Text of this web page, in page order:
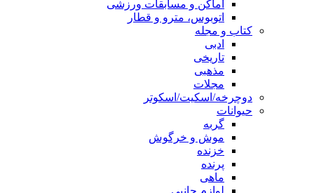
اماکن و مسابقات ورزشی
اتوبوس، مترو و قطار
کتاب و مجله
ادبی
تاریخی
مذهبی
مجلات
دوچرخه/اسکیت/اسکوتر
حیوانات
گربه
موش و خرگوش
خزنده
پرنده
ماهی